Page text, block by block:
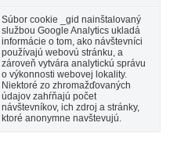
Súbor cookie _gid nainštalovaný
službou Google Analytics ukladá
informácie o tom, ako návštevníci
používajú webovú stránku, a
zároveň vytvára analytickú správu
o výkonnosti webovej lokality.
Niektoré zo zhromažďovaných
údajov zahŕňajú počet
návštevníkov, ich zdroj a stránky,
ktoré anonymne navštevujú.